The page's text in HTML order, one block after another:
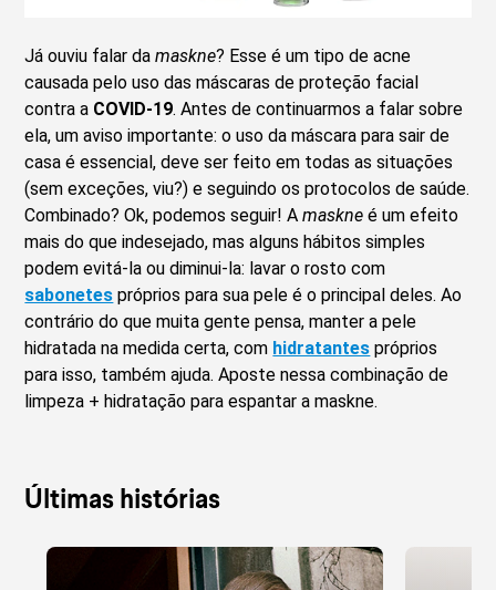
Já ouviu falar damaskne? Esse é um tipo de acne
causada pelo uso das máscaras de proteção facial
contra a COVID-19. Antes de continuarmos a falar sobre
ela, um aviso importante: o uso da máscara para sair de
casa é essencial, deve ser feito em todas as situações
(sem exceções, viu?) e seguindo os protocolos de saúde.
Combinado? Ok, podemos seguir! Amaskne é um efeito
mais do que indesejado, mas alguns hábitos simples
podem evitá-la ou diminui-la: lavar o rosto com
sabonetes próprios para sua pele é o principal deles. Ao
contrário do que muita gente pensa, manter a pele
hidratada na medida certa, com hidratantes próprios
para isso, também ajuda. Aposte nessa combinação de
limpeza + hidratação para espantar a maskne.
Últimas histórias